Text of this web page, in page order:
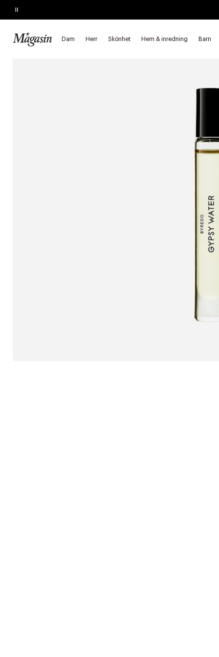
Pause
Dam Herr Skönhet Hem & inredning Barn
KÖP 2, SPARA 20%
Startsida Skönhet Parfymer & dofter Parfymoljor